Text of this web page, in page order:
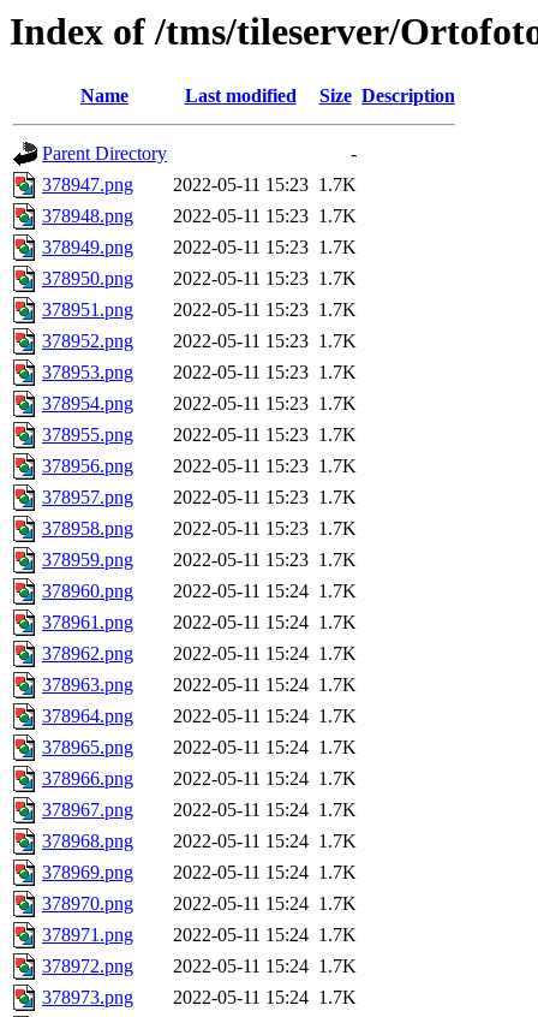
Index of /tms/tileserver/
Name Last modified Size Description
Parent Directory
-
378947.png
2022-05-11 15:23 1.7K
378948.png
2022-05-11 15:23 1.7K
378949.png
2022-05-11 15:23 1.7K
378950.png
2022-05-11 15:23 1.7K
378951.png
2022-05-11 15:23 1.7K
378952.png
2022-05-11 15:23 1.7K
378953.png
2022-05-11 15:23 1.7K
378954.png
2022-05-11 15:23 1.7K
378955.png
2022-05-11 15:23 1.7K
378956.png
2022-05-11 15:23 1.7K
378957.png
2022-05-11 15:23 1.7K
378958.png
2022-05-11 15:23 1.7K
378959.png
2022-05-11 15:23 1.7K
378960.png
2022-05-11 15:24 1.7K
378961.png
2022-05-11 15:24 1.7K
378962.png
2022-05-11 15:24 1.7K
378963.png
2022-05-11 15:24 1.7K
378964.png
2022-05-11 15:24 1.7K
378965.png
2022-05-11 15:24 1.7K
378966.png
2022-05-11 15:24 1.7K
378967.png
2022-05-11 15:24 1.7K
378968.png
2022-05-11 15:24 1.7K
378969.png
2022-05-11 15:24 1.7K
378970.png
2022-05-11 15:24 1.7K
378971.png
2022-05-11 15:24 1.7K
378972.png
2022-05-11 15:24 1.7K
378973.png
2022-05-11 15:24 1.7K